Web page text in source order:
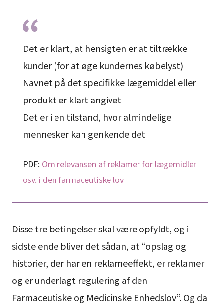
Det er klart, at hensigten er at tiltrække
kunder (for at øge kundernes købelyst)
Navnet på det specifikke lægemiddel eller
produkt er klart angivet
Det er i en tilstand, hvor almindelige
mennesker kan genkende det
PDF: Om relevansen af reklamer for lægemidler
osv. i den farmaceutiske lov
Disse tre betingelser skal være opfyldt, og i
sidste ende bliver det sådan, at “opslag og
historier, der har en reklameeffekt, er reklamer
og er underlagt regulering af den
Farmaceutiske og Medicinske Enhedslov”. Og da